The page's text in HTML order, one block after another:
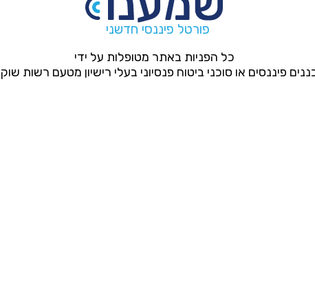
פורטל פיננסי חדשני
כל הפניות באתר מטופלות על ידי
פיננסים או סוכני ביטוח פנסיוני בעלי רישיון מטעם רשות